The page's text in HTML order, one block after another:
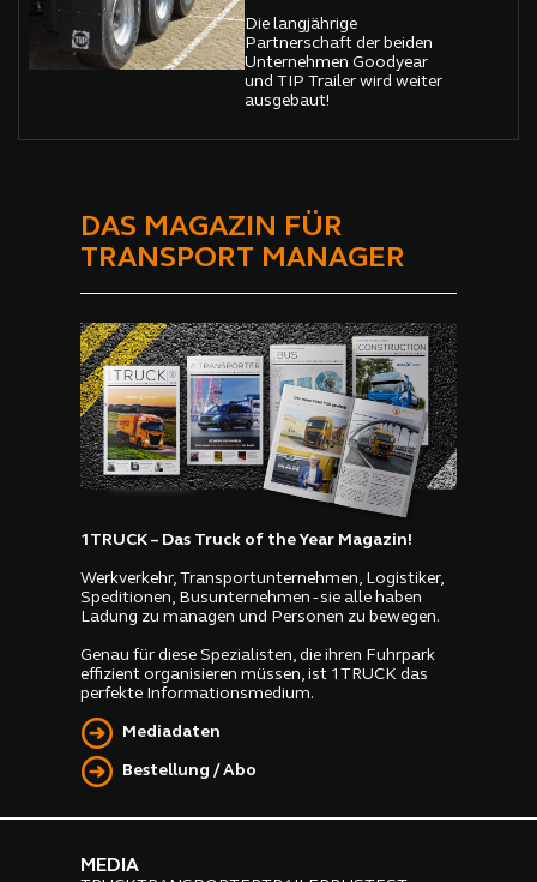
Die langjährige
Partnerschaft der beiden
Unternehmen Goodyear
und TIP Trailer wird weiter
ausgebaut!
DAS MAGAZIN FÜR
TRANSPORT MANAGER
1TRUCK – Das Truck of the Year Magazin!
Werkverkehr, Transportunternehmen, Logistiker,
Speditionen, Busunternehmen - sie alle haben
Ladung zu managen und Personen zu bewegen.
Genau für diese Spezialisten, die ihren Fuhrpark
effizient organisieren müssen, ist 1TRUCK das
perfekte Informationsmedium.
Mediadaten
Bestellung / Abo
MEDIA